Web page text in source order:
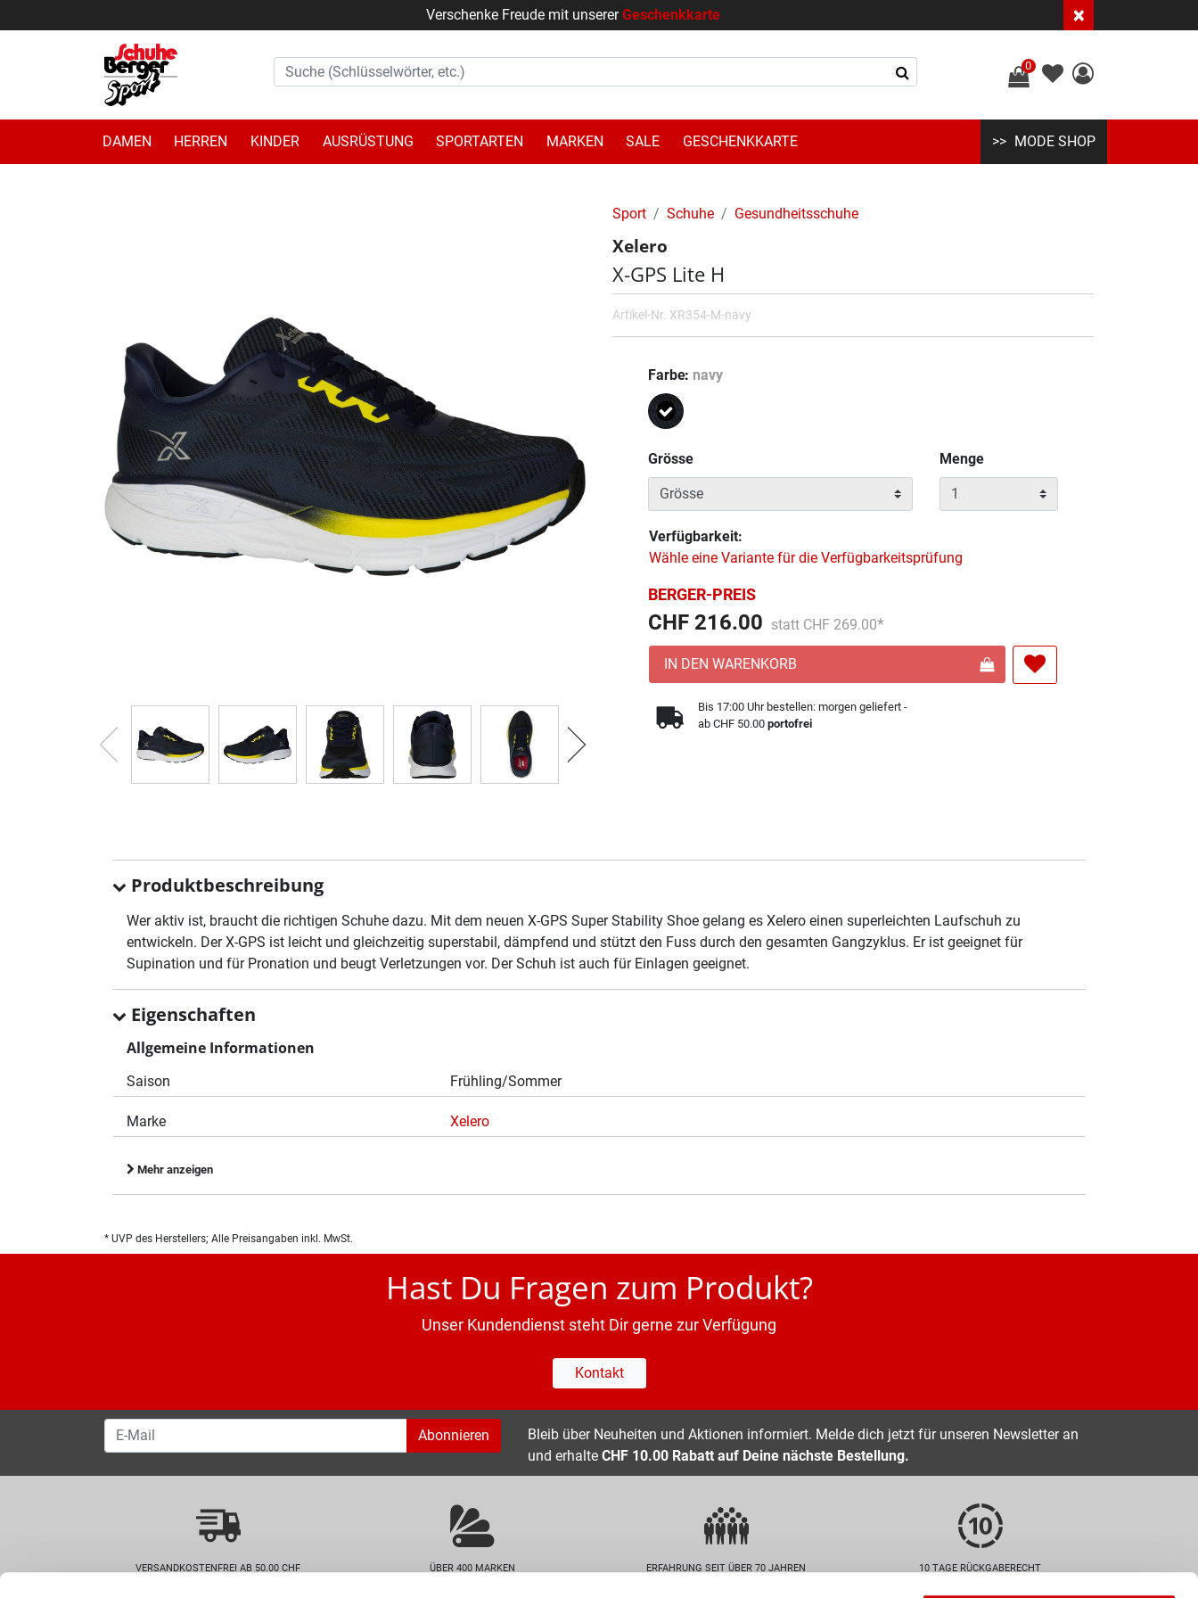
Verschenke Freude mit unsererGeschenkkarte ×
0
DAMEN HERREN KINDER AUSRÜSTUNG SPORTARTEN MARKEN SALE GESCHENKKARTE MODE SHOP
Sport Schuhe Gesundheitsschuhe
Xelero
X-GPS Lite H
Artikel-Nr. XR354-M-navy
Farbe navy
Grösse
Menge
Verfügbarkeit:
Wähle eine Variante für die Verfügbarkeitsprüfung
BERGER-PREIS
CHF 216.00 Preis reduziert von
statt CHF 269.00
An
IN DEN WARENKORB
Bis 17:00 Uhr bestellen: morgen geliefert -
ab CHF 50.00portofrei
Produktbeschreibung
Wer aktiv ist, braucht die richtigen Schuhe dazu. Mit dem neuen X-GPS Super Stability Shoe gelang es Xelero einen superleichten Laufschuh zu
entwickeln. Der X-GPS ist leicht und gleichzeitig superstabil, dämpfend und stützt den Fuss durch den gesamten Gangzyklus. Er ist geeignet für
Supination und für Pronation und beugt Verletzungen vor. Der Schuh ist auch für Einlagen geeignet.
Eigenschaften
Allgemeine Informationen
Saison Frühling/Sommer
Marke Xelero
Mehr anzeigen
* UVP des Herstellers; Alle Preisangaben inkl. MwSt.
Hast Du Fragen zum Produkt?
Unser Kundendienst steht Dir gerne zur Verfügung
Kontakt
Abonnieren
Bleib über Neuheiten und Aktionen informiert. Melde dich jetzt für unseren Newsletter an
und erhalte CHF 10.00 Rabatt auf Deine nächste Bestellung.
VERSANDKOSTENFREI AB 50.00 CHF ÜBER 400 MARKEN ERFAHRUNG SEIT ÜBER 70 JAHREN 10 TAGE RÜCKGABERECHT